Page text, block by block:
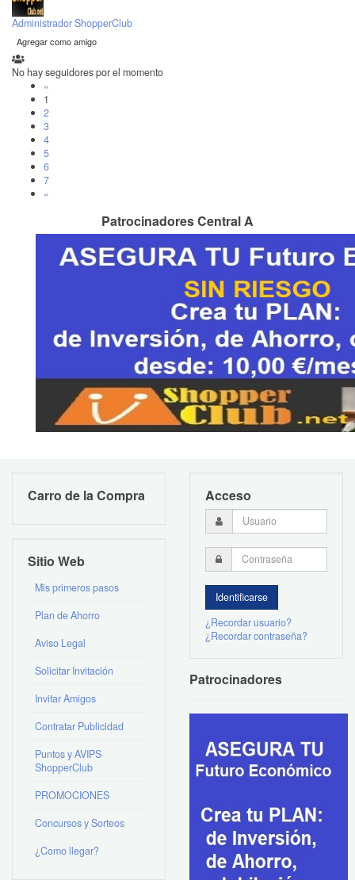
Administrador ShopperClub
Agregar como amigo
No hay seguidores por el momento
«
1
2
3
4
5
6
7
»
Patrocinadores Central A
Carro de la Compra
Sitio Web
Mis primeros pasos
Plan de Ahorro
Aviso Legal
Solicitar Invitación
Invitar Amigos
Contratar Publicidad
Puntos y AVIPS
ShopperClub
PROMOCIONES
Concursos y Sorteos
¿Como llegar?
Acceso
¿Recordar usuario?
¿Recordar contraseña?
Patrocinadores